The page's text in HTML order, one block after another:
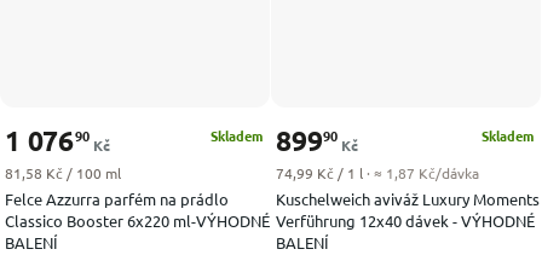
Felce Azzurra parfém na prádlo
Classico Booster 6x220 ml-VÝHODNÉ
BALENÍ
Skladem
1 07690
Kč
Měrná cena:
81,58 Kč / 100 ml
Kuschelweich aviváž Luxury Moments
Verführung 12x40 dávek - VÝHODNÉ
BALENÍ
Skladem
89990
Kč
Měrná cena:
74,99 Kč / 1 l · ≈ 1,87 Kč/dávka